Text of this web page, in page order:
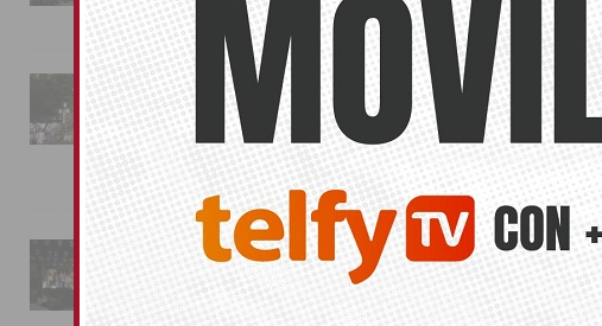
01/08/2026
La fiesta se adueña de
Almoradí con la presentación
de los cargos festeros y la
toma del castillo
31/07/2026
Pilar de la Horadada
conmemora con emoción el
40º aniversario de su
independencia como municipio